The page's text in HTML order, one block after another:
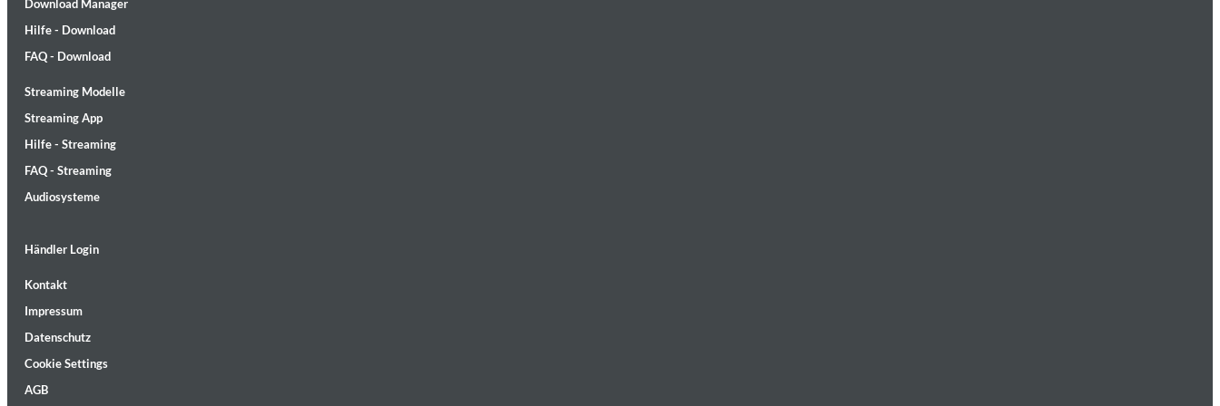
Tsuyoshi Yamamoto Trio
Genre:Jazz
Download Manager
Hilfe - Download
FAQ - Download
Streaming Modelle
Streaming App
Hilfe - Streaming
FAQ - Streaming
Audiosysteme
Händler Login
Kontakt
Impressum
Datenschutz
Cookie Settings
AGB